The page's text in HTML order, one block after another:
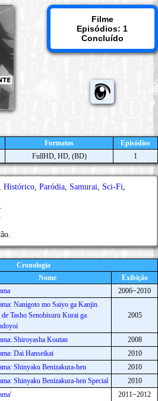
Filme
Episódios: 1
Concluído
Formatos
Episódios
FullHD, HD, (BD) 1
Histórico Paródia Samurai Sci-Fi
Cronologia
Nome Exibição
2006~2010
Nanigoto mo Saiyo ga Kanjin
de Tasho Senobisuru Kurai ga
2005
Shiroyasha Koutan
2008
Dai Hanseikai
2010
Shinyaku Benizakura-hen
2010
Shinyaku Benizakura-hen Special 2010
2011~2012